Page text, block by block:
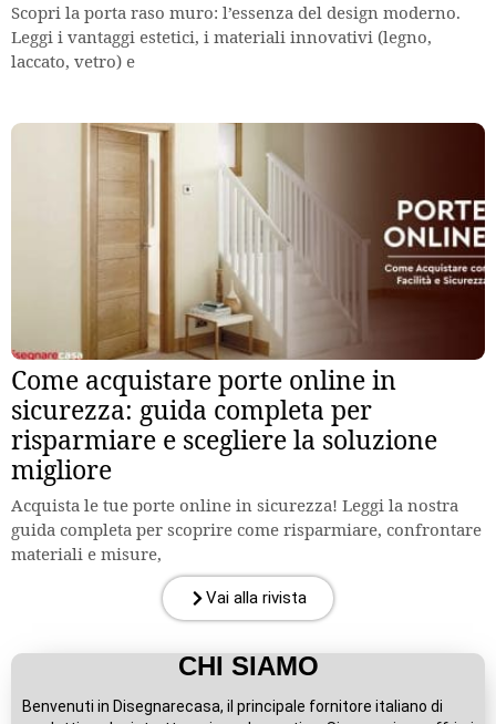
Scopri la porta raso muro: l’essenza del design moderno.
Leggi i vantaggi estetici, i materiali innovativi (legno,
laccato, vetro) e
Come acquistare porte online in
sicurezza: guida completa per
risparmiare e scegliere la soluzione
migliore
Acquista le tue porte online in sicurezza! Leggi la nostra
guida completa per scoprire come risparmiare, confrontare
materiali e misure,
Vai alla rivista
CHI SIAMO
Benvenuti in Disegnarecasa, il principale fornitore italiano di